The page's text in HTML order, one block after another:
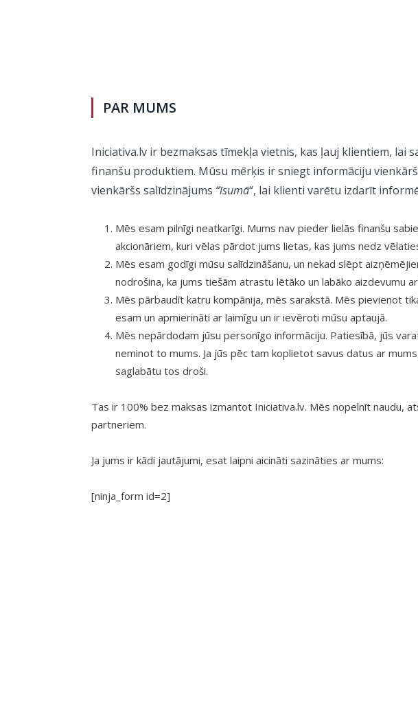
PAR MUMS
Iniciativa.lv ir bezmaksas tīmekļa vietnis, kas ļauj klientiem, lai
finanšu produktiem. Mūsu mērķis ir sniegt informāciju
vienkāršs salīdzinājums “īsumā“, lai klienti varētu izdarīt
Mēs esam pilnīgi neatkarīgi. Mums nav pieder lielās finanšu
akcionāriem, kuri vēlas pārdot jums lietas, kas jums nedz
Mēs esam godīgi mūsu salīdzināšanu, un nekad slēpt
nodrošina, ka jums tiešām atrastu lētāko un labāko aizdevumu
Mēs pārbaudīt katru kompānija, mēs sarakstā. Mēs pievienot
esam un apmierināti ar laimīgu un ir ievēroti mūsu aptaujā.
Mēs nepārdodam jūsu personīgo informāciju. Patiesībā, jūs
neminot to mums. Ja jūs pēc tam koplietot savus datus ar
saglabātu tos droši.
Tas ir 100% bez maksas izmantot Iniciativa.lv. Mēs nopelnīt naudu,
partneriem.
Ja jums ir kādi jautājumi, esat laipni aicināti sazināties ar mums:
[ninja_form id=2]